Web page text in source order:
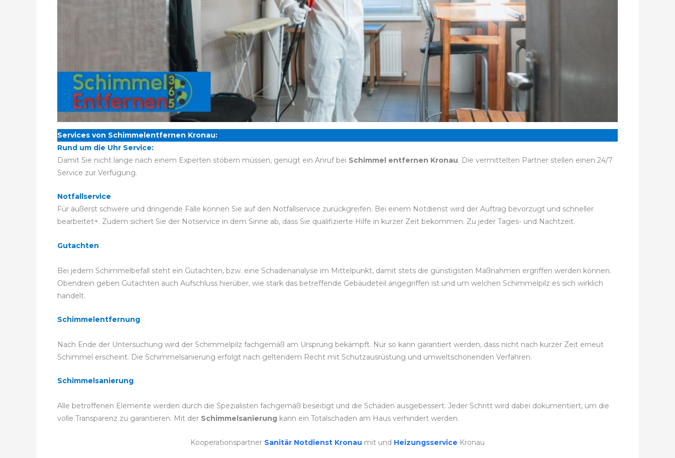
Services von Schimmelentfernen Kronau:
Rund um die Uhr Service:
Damit Sie nicht lange nach einem Experten stöbern müssen, genügt ein Anruf bei Schimmel entfernen Kronau. Die vermittelten Partner stellen einen 24/7
Service zur Verfügung.
Notfallservice
Für äußerst schwere und dringende Fälle können Sie auf den Notfallservice zurückgreifen. Bei einem Notdienst wird der Auftrag bevorzugt und schneller
bearbeitet+. Zudem sichert Sie der Notservice in dem Sinne ab, dass Sie qualifizierte Hilfe in kurzer Zeit bekommen. Zu jeder Tages- und Nachtzeit.
Gutachten
Bei jedem Schimmelbefall steht ein Gutachten, bzw. eine Schadenanalyse im Mittelpunkt, damit stets die günstigsten Maßnahmen ergriffen werden können.
Obendrein geben Gutachten auch Aufschluss hierüber, wie stark das betreffende Gebäudeteil angegriffen ist und um welchen Schimmelpilz es sich wirklich
handelt.
Schimmelentfernung
Nach Ende der Untersuchung wird der Schimmelpilz fachgemäß am Ursprung bekämpft. Nur so kann garantiert werden, dass nicht nach kurzer Zeit erneut
Schimmel erscheint. Die Schimmelsanierung erfolgt nach geltendem Recht mit Schutzausrüstung und umweltschonenden Verfahren.
Schimmelsanierung
Alle betroffenen Elemente werden durch die Spezialisten fachgemäß beseitigt und die Schäden ausgebessert. Jeder Schritt wird dabei dokumentiert, um die
volle Transparenz zu garantieren. Mit der Schimmelsanierung kann ein Totalschaden am Haus verhindert werden.
Kooperationspartner Sanitär Notdienst Kronau mit und Heizungsservice Kronau